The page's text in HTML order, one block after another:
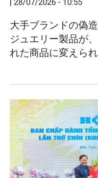
28/07/2026 - 10:55
大手ブランドの偽
ジュエリー製品が
れた商品に変えられ